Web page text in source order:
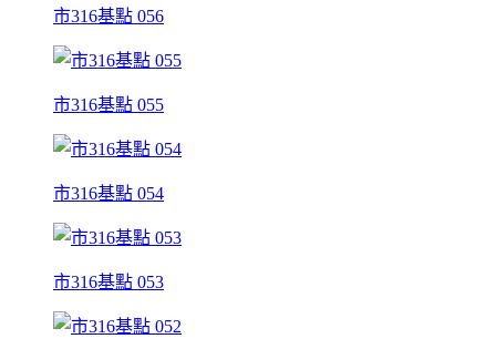
市316基點 056
市316基點 055
市316基點 054
市316基點 053